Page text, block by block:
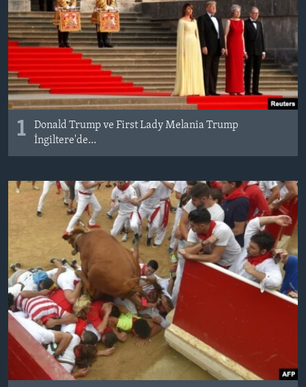
HAYATTAN
SANAT
BIZI TAKIP EDIN
Diller
1
Donald Trump ve First Lady Melania Trump
İngiltere'de...